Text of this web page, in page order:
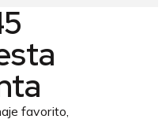
favorito,